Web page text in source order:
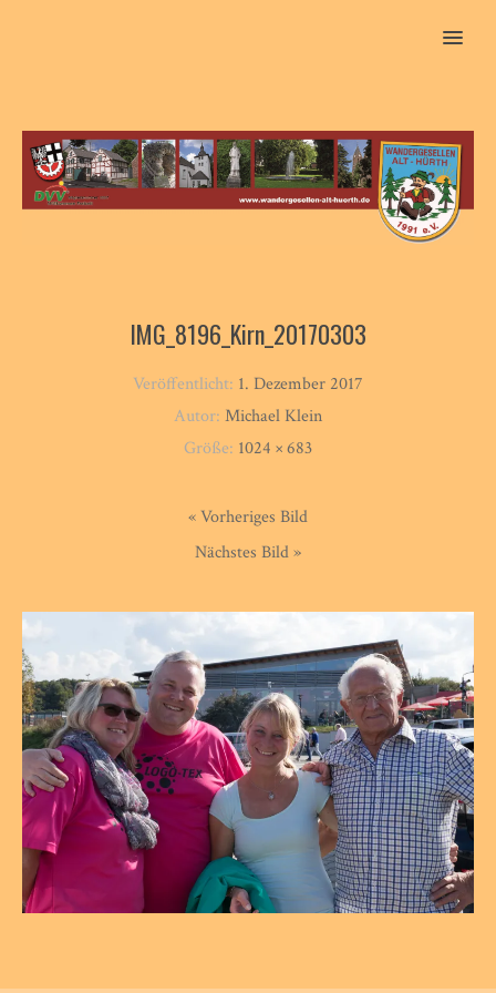
MENU
IMG_8196_Kirn_20170303
Veröffentlicht: 1. Dezember 2017
Autor: Michael Klein
Größe: 1024 × 683
« Vorheriges Bild
Nächstes Bild »